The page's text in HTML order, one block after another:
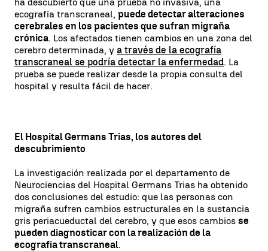
ecografía transcraneal, puede detectar alteraciones
cerebrales en los pacientes que sufran migraña
crónica. Los afectados tienen cambios en una zona del
cerebro determinada, y a través de la ecografía
transcraneal se podría detectar la enfermedad. La
prueba se puede realizar desde la propia consulta del
hospital y resulta fácil de hacer.
El Hospital Germans Trias, los autores del
descubrimiento
La investigación realizada por el departamento de
Neurociencias del Hospital Germans Trias ha obtenido
dos conclusiones del estudio: que las personas con
migraña sufren cambios estructurales en la sustancia
gris periacueductal del cerebro, y que esos cambios se
pueden diagnosticar con la realización de la
ecografía transcraneal.